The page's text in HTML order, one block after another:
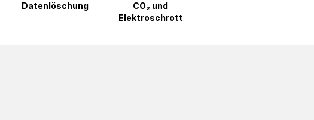
Datenlöschung
CO₂ und
Elektroschrott